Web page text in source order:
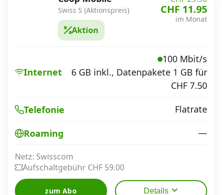
Swiss S (Aktionspreis)
Aktion
CHF 11.95
im Monat
Internet
100 Mbit/s
6 GB inkl., Datenpakete 1 GB für
CHF 7.50
Telefonie Flatrate
Roaming —
Netz: Swisscom
Aufschaltgebühr CHF 59.00
zum Abo Details